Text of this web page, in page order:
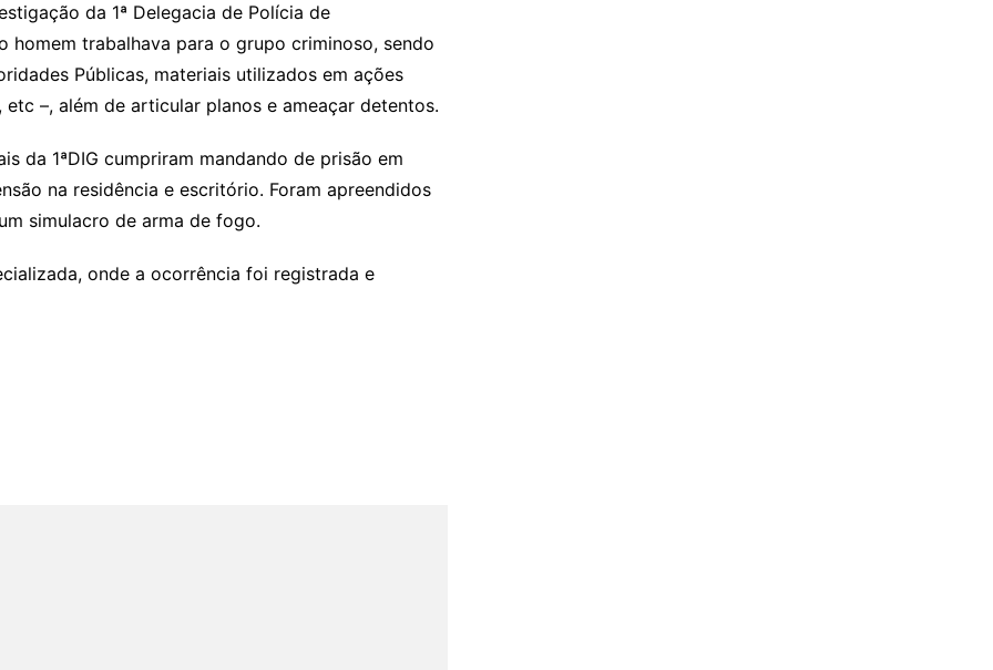
da 1ª Delegacia de Polícia de
homem trabalhava para o grupo criminoso, sendo
Públicas, materiais utilizados em ações
–, além de articular planos e ameaçar detentos.
da 1ªDIG cumpriram mandando de prisão em
na residência e escritório. Foram apreendidos
simulacro de arma de fogo.
onde a ocorrência foi registrada e